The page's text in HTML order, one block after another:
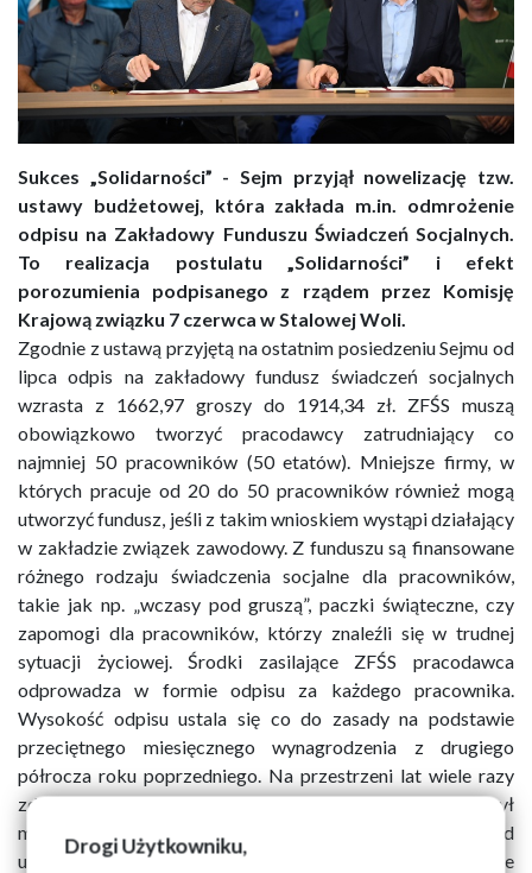
Drogi Użytkowniku,
Sukces „Solidarności” - Sejm przyjął nowelizację tzw.
ustawy budżetowej, która zakłada m.in. odmrożenie
odpisu na Zakładowy Funduszu Świadczeń Socjalnych.
To realizacja postulatu „Solidarności” i efekt
porozumienia podpisanego z rządem przez Komisję
Krajową związku 7 czerwca w Stalowej Woli.
Zgodnie z ustawą przyjętą na ostatnim posiedzeniu Sejmu od
lipca odpis na zakładowy fundusz świadczeń socjalnych
wzrasta z 1662,97 groszy do 1914,34 zł. ZFŚS muszą
obowiązkowo tworzyć pracodawcy zatrudniający co
najmniej 50 pracowników (50 etatów). Mniejsze firmy, w
których pracuje od 20 do 50 pracowników również mogą
utworzyć fundusz, jeśli z takim wnioskiem wystąpi działający
w zakładzie związek zawodowy. Z funduszu są finansowane
różnego rodzaju świadczenia socjalne dla pracowników,
takie jak np. „wczasy pod gruszą”, paczki świąteczne, czy
zapomogi dla pracowników, którzy znaleźli się w trudnej
sytuacji życiowej. Środki zasilające ZFŚS pracodawca
odprowadza w formie odpisu za każdego pracownika.
Wysokość odpisu ustala się co do zasady na podstawie
przeciętnego miesięcznego wynagrodzenia z drugiego
półrocza roku poprzedniego. Na przestrzeni lat wiele razy
zdarzało się jednak, że odpis na fundusz w danym roku był
mrożony, czyli do obliczenia jego wysokości nie brano pod
uwagę aktualnej „średniej krajowej”, ale przeciętne